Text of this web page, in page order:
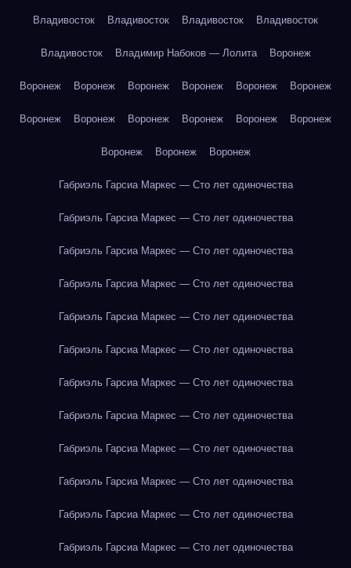
Владивосток Владивосток Владивосток Владивосток
Владивосток Владимир Набоков — Лолита Воронеж
Воронеж Воронеж Воронеж Воронеж Воронеж Воронеж
Воронеж Воронеж Воронеж Воронеж Воронеж Воронеж
Воронеж Воронеж Воронеж
Габриэль Гарсиа Маркес — Сто лет одиночества
Габриэль Гарсиа Маркес — Сто лет одиночества
Габриэль Гарсиа Маркес — Сто лет одиночества
Габриэль Гарсиа Маркес — Сто лет одиночества
Габриэль Гарсиа Маркес — Сто лет одиночества
Габриэль Гарсиа Маркес — Сто лет одиночества
Габриэль Гарсиа Маркес — Сто лет одиночества
Габриэль Гарсиа Маркес — Сто лет одиночества
Габриэль Гарсиа Маркес — Сто лет одиночества
Габриэль Гарсиа Маркес — Сто лет одиночества
Габриэль Гарсиа Маркес — Сто лет одиночества
Габриэль Гарсиа Маркес — Сто лет одиночества